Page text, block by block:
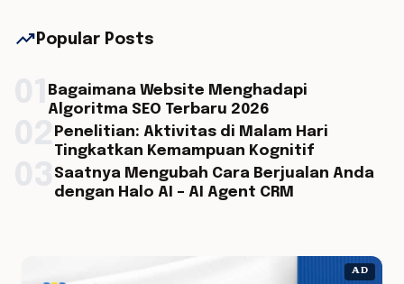
trending_up Popular Posts
Bagaimana Website Menghadapi
Algoritma SEO Terbaru 2026
Penelitian: Aktivitas di Malam Hari
Tingkatkan Kemampuan Kognitif
Saatnya Mengubah Cara Berjualan Anda
dengan Halo AI – AI Agent CRM
AD